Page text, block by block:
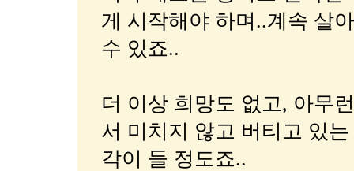
게 시작해야 하며..계속 살
수 있죠..
더 이상 희망도 없고, 아무
서 미치지 않고 버티고 있
각이 들 정도죠..